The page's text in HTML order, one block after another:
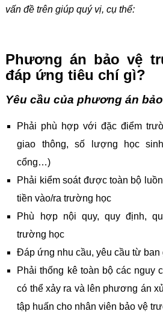
vấn đề trên giúp quý vị, cụ thể:
Phương án bảo vệ
đáp ứng tiêu chí gì?
Yêu cầu của phương án
Phải phù hợp với đặc điểm
giao thông, số lượng học
cổng…)
Phải kiểm soát được toàn bộ
tiền vào/ra trường học
Phù hợp nội quy, quy định,
trường học
Đáp ứng nhu cầu, yêu cầu từ
Phải thống kê toàn bộ các nguy
có thể xảy ra và lên phương án
tập huấn cho nhân viên bảo vệ